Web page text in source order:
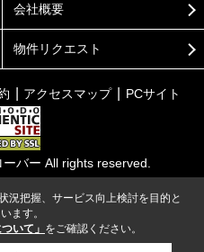
会社概要
物件リクエスト
アクセスマップ PCサイト
バー All rights reserved.
況把握、サービス向上検討を目的と
ます。
いて」 をご確認ください。